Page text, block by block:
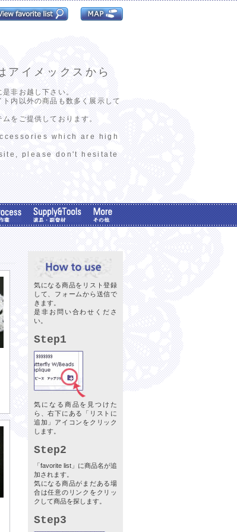
イメックスから
非お越し下さい。
内以外の商品も数多く展示して
をご提供しております。
which are high
please don't hesitate
気になる商品をリスト登録
して、フォームから送信で
きます。
是非お問い合わせくださ
い。
Step1
気になる商品を見つけた
ら、右下にある「リストに
追加」アイコンをクリック
します。
Step2
「favorite list」に商品名が追
加されます。
気になる商品がまだある場
合は任意のリンクをクリッ
クして商品を探します。
Step3